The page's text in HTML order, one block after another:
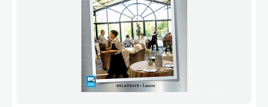
Voir la démo
Extrait
Commander l'article